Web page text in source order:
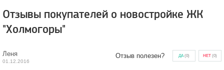
Отзывы покупателей о новостройке ЖК
"Холмогоры"
Леня
01.12.2016
Отзыв полезен? ДА(0) НЕТ (0)